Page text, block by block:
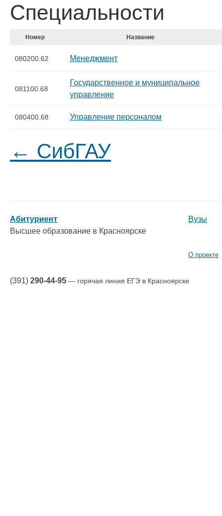
Специальности
Номер Название
080200.62 Менеджмент
081100.68
Государственное и муниципальное
управление
080400.68 Управление персоналом
← СибГАУ
Абитуриент
Высшее образование в Красноярске
Вузы
О проекте
(391) 290-44-95 — горячая линия ЕГЭ в Красноярске